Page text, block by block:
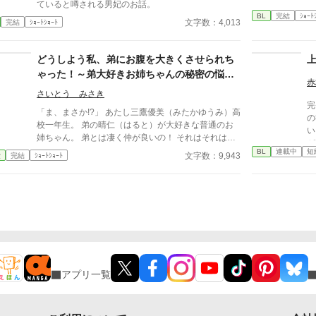
ていると噂される男妃のお話。
完結 ｼｮｰﾄｼｮｰﾄ 文字数：4,013
BL 完結 ｼｮｰﾄ
どうしよう私、弟にお腹を大きくさせられち
ゃった！～弟大好きお姉ちゃんの秘密の悩み
～
さいとう みさき
「ま、まさか!?」 あたし三鷹優美（みたかゆうみ）高
校一年生。 弟の晴仁（はると）が大好きな普通のお
姉ちゃん。 弟とは凄く仲が良いの！ それはそれはも
のすごく‥‥‥ 「あん、晴仁いきなりそんなのお口
に入らないよぉ～♡」 そんな関係のあたしたち。 で
完結 ｼｮｰﾄｼｮｰﾄ 文字数：9,943
いなか
BL 連載中 短
アプリ一覧